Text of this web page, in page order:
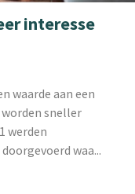
interesse
waarde aan een
sneller
werden
waa...